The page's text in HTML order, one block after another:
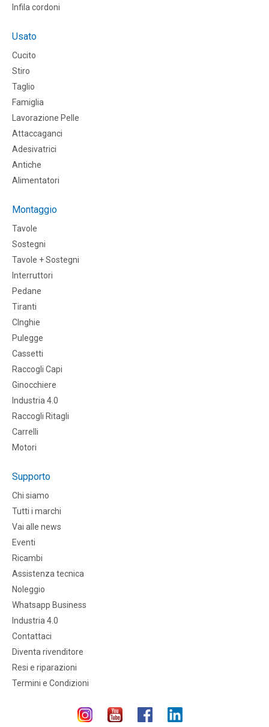
Infila cordoni
Usato
Cucito
Stiro
Taglio
Famiglia
Lavorazione Pelle
Attaccaganci
Adesivatrici
Antiche
Alimentatori
Montaggio
Tavole
Sostegni
Tavole + Sostegni
Interruttori
Pedane
Tiranti
CInghie
Pulegge
Cassetti
Raccogli Capi
Ginocchiere
Industria 4.0
Raccogli Ritagli
Carrelli
Motori
Supporto
Chi siamo
Tutti i marchi
Vai alle news
Eventi
Ricambi
Assistenza tecnica
Noleggio
Whatsapp Business
Industria 4.0
Contattaci
Diventa rivenditore
Resi e riparazioni
Termini e Condizioni